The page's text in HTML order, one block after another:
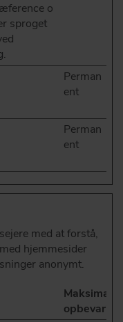
o
sproget
Perman
ent
Perman
ent
med at forstå,
hjemmesider
anonymt.
Maksimal